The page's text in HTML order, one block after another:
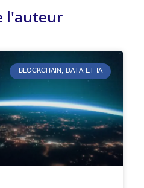
l'auteur
BLOCKCHAIN, DATA ET IA